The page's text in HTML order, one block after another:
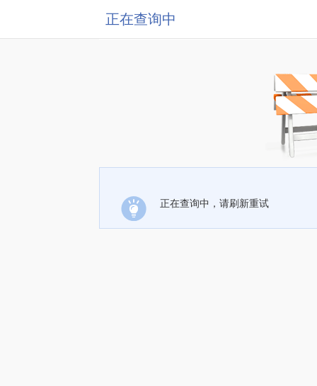
正在查询中
正在查询中，请刷新重试